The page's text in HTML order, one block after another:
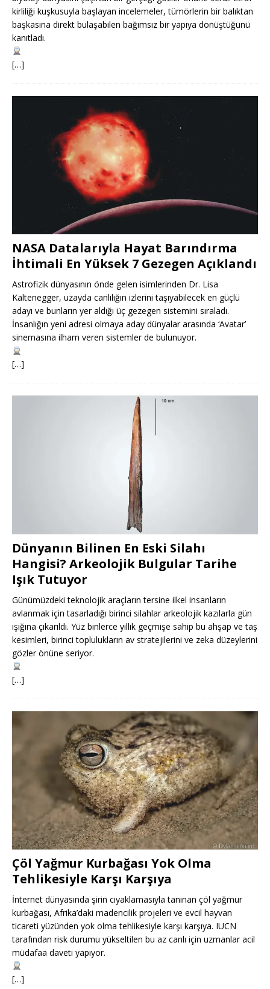
kirliliği kuşkusuyla başlayan incelemeler, tümörlerin bir balıktan
başkasına direkt bulaşabilen bağımsız bir yapıya dönüştüğünü
kanıtladı.
[…]
NASA Datalarıyla Hayat Barındırma
İhtimali En Yüksek 7 Gezegen Açıklandı
Astrofizik dünyasının önde gelen isimlerinden Dr. Lisa
Kaltenegger, uzayda canlılığın izlerini taşıyabilecek en güçlü
adayı ve bunların yer aldığı üç gezegen sistemini sıraladı.
İnsanlığın yeni adresi olmaya aday dünyalar arasında ‘Avatar’
sinemasına ilham veren sistemler de bulunuyor.
[…]
Dünyanın Bilinen En Eski Silahı
Hangisi? Arkeolojik Bulgular Tarihe
Işık Tutuyor
Günümüzdeki teknolojik araçların tersine ilkel insanların
avlanmak için tasarladığı birinci silahlar arkeolojik kazılarla gün
ışığına çıkarıldı. Yüz binlerce yıllık geçmişe sahip bu ahşap ve taş
kesimleri, birinci toplulukların av stratejilerini ve zeka düzeylerini
gözler önüne seriyor.
[…]
Çöl Yağmur Kurbağası Yok Olma
Tehlikesiyle Karşı Karşıya
İnternet dünyasında şirin cıyaklamasıyla tanınan çöl yağmur
kurbağası, Afrika’daki madencilik projeleri ve evcil hayvan
ticareti yüzünden yok olma tehlikesiyle karşı karşıya. IUCN
tarafından risk durumu yükseltilen bu az canlı için uzmanlar acil
müdafaa daveti yapıyor.
[…]